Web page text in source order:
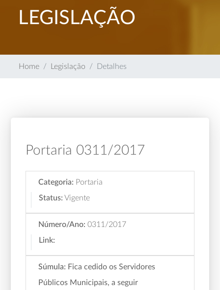
LEGISLAÇÃO
Home Legislação Detalhes
Portaria 0311/2017
Categoria: Portaria
Status: Vigente
Número/Ano: 0311/2017
Link:
Súmula: Fica cedido os Servidores
Públicos Municipais, a seguir